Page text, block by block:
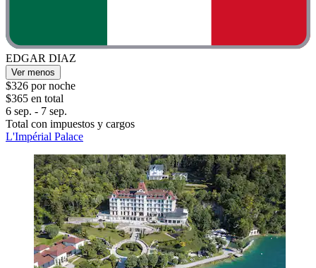
EDGAR DIAZ
Ver menos
$326 por noche
$365 en total
6 sep. - 7 sep.
Total con impuestos y cargos
L'Impérial Palace